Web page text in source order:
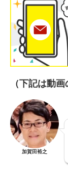
（下記は動画
加賀田裕之